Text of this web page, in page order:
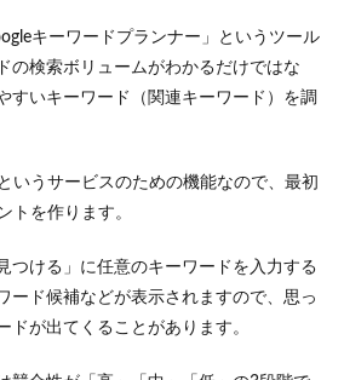
キーワードプランナー」というツール
の検索ボリュームがわかるだけではな
すいキーワード（関連キーワード）を調
いうサービスのための機能なので、最初
トを作ります。
つける」に任意のキーワードを入力する
ード候補などが表示されますので、思っ
ドが出てくることがあります。